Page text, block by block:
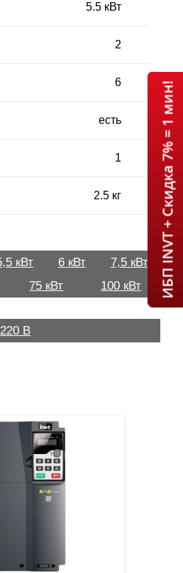
5.5 кВт
2
6
есть
1
2.5 кг
кВт 6 кВт
7,5 кВт
75 кВт 100 кВт
220 В
ИБП INVT + Скидка 7% = 1 мин!